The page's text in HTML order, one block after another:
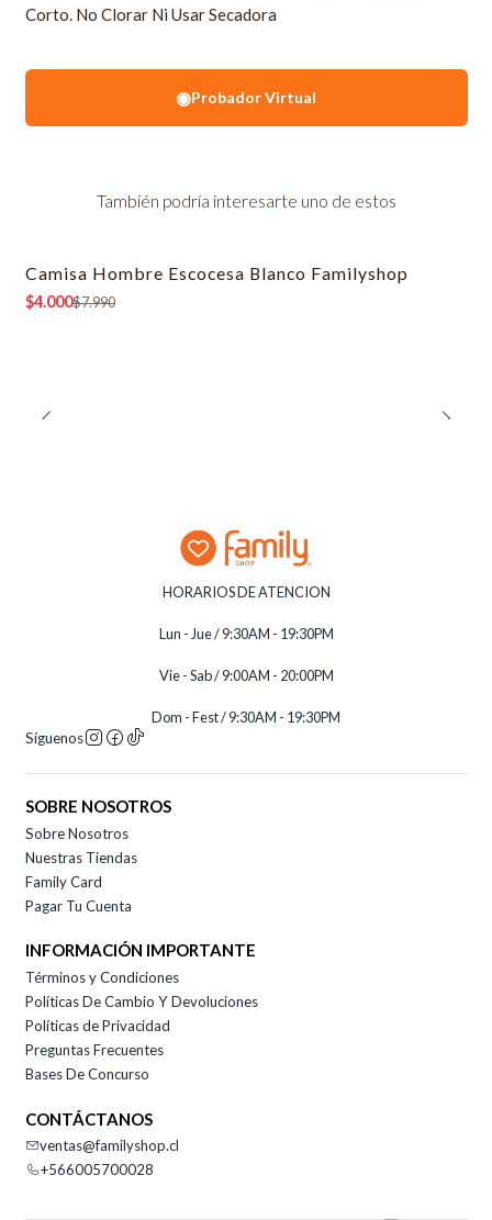
Corto. No Clorar Ni Usar Secadora
◉Probador Virtual
También podría interesarte uno de estos
-50% OFF
Camisa Hombre Escocesa Blanco Familyshop
$4.000$7.990
HORARIOS DE ATENCION
Lun - Jue / 9:30AM - 19:30PM
Vie - Sab / 9:00AM - 20:00PM
Dom - Fest / 9:30AM - 19:30PM
Síguenos
SOBRE NOSOTROS
Sobre Nosotros
Nuestras Tiendas
Family Card
Pagar Tu Cuenta
INFORMACIÓN IMPORTANTE
Términos y Condiciones
Políticas De Cambio Y Devoluciones
Políticas de Privacidad
Preguntas Frecuentes
Bases De Concurso
CONTÁCTANOS
ventas@familyshop.cl
+566005700028